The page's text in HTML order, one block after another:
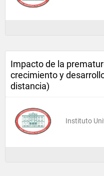
Impacto de la
crecimiento y
distancia)
Instituto